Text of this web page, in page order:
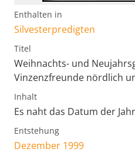
Enthalten in
Silvesterpredigten
Titel
Weihnachts- und
Vinzenzfreunde nördlich
Inhalt
Es naht das Datum der
Entstehung
Dezember 1999